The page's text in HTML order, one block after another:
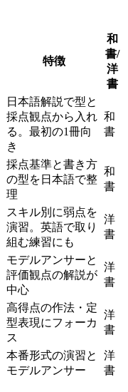
特徴
和
書/
洋
書
日本語解説で型と
採点観点から入れ
る。最初の1冊向
き
和
書
採点基準と書き方
の型を日本語で整
理
和
書
スキル別に弱点を
演習。英語で取り
組む練習にも
洋
書
モデルアンサーと
評価観点の解説が
中心
洋
書
高得点の作法・定
型表現にフォーカ
ス
洋
書
本番形式の演習と
モデルアンサー
洋
書